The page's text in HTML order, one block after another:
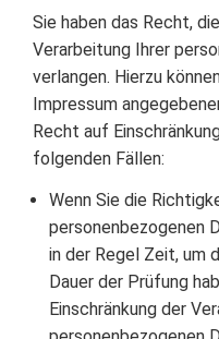
Sie haben das Recht,
Verarbeitung Ihrer
verlangen. Hierzu
Impressum
Recht auf
folgenden Fällen:
Wenn Sie die
personenbezogenen
in der Regel Zeit, um
Dauer der Prüfung
Einschränkung der